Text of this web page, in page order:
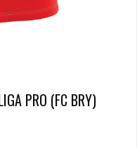
PRO (FC BRY)